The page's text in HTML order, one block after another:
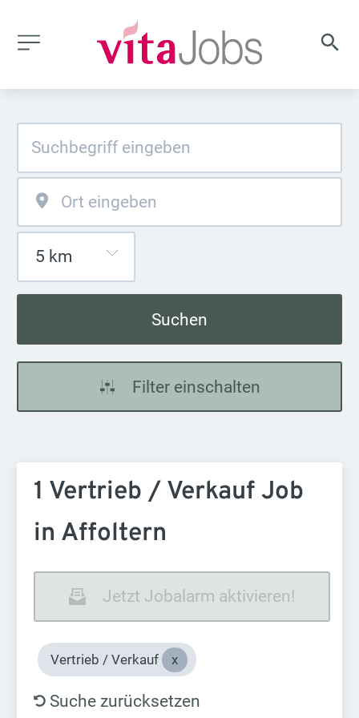
Suchen
Filter einschalten
1 Vertrieb / Verkauf Job
in Affoltern
Jetzt Jobalarm aktivieren!
Vertrieb / Verkauf
Suche zurücksetzen